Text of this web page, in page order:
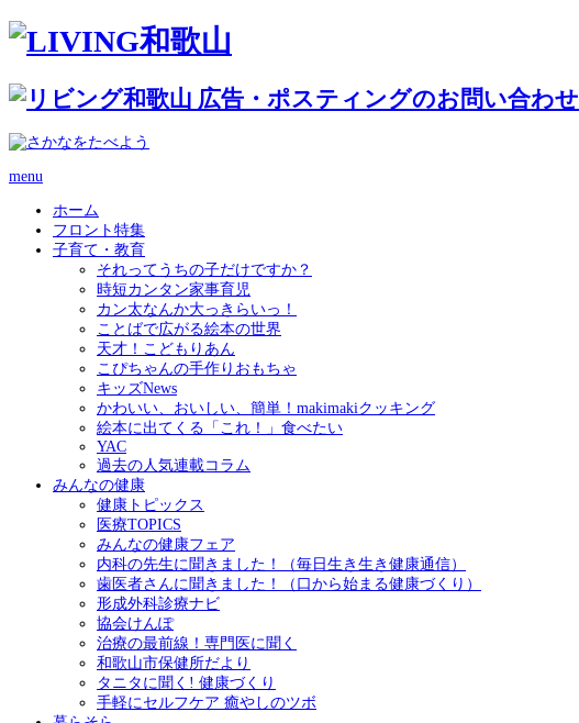
menu
ホーム
フロント特集
子育て・教育
それってうちの子だけですか？
時短カンタン家事育児
カン太なんか大っきらいっ！
ことばで広がる絵本の世界
天才！こどもりあん
こぴちゃんの手作りおもちゃ
キッズNews
かわいい、おいしい、簡単！makimakiクッキング
絵本に出てくる「これ！」食べたい
YAC
過去の人気連載コラム
みんなの健康
健康トピックス
医療TOPICS
みんなの健康フェア
内科の先生に聞きました！（毎日生き生き健康通信）
歯医者さんに聞きました！（口から始まる健康づくり）
形成外科診療ナビ
協会けんぽ
治療の最前線！専門医に聞く
和歌山市保健所だより
タニタに聞く! 健康づくり
手軽にセルフケア 癒やしのツボ